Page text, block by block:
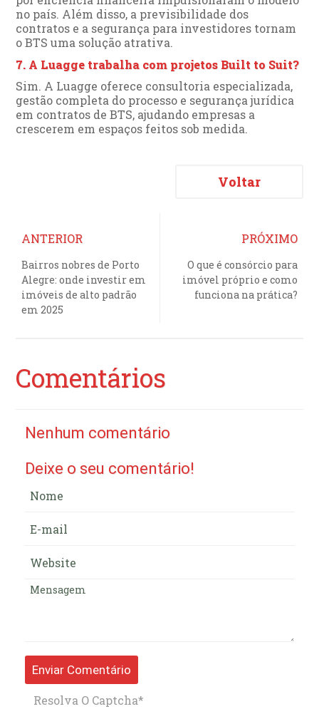
no país. Além disso, a previsibilidade dos
contratos e a segurança para investidores tornam
o BTS uma solução atrativa.
7. A Luagge trabalha com projetos Built to Suit?
Sim. A Luagge oferece consultoria especializada,
gestão completa do processo e segurança jurídica
em contratos de BTS, ajudando empresas a
crescerem em espaços feitos sob medida.
Voltar
ANTERIOR
Bairros nobres de Porto
Alegre: onde investir em
imóveis de alto padrão
em 2025
PRÓXIMO
O que é consórcio para
imóvel próprio e como
funciona na prática?
Comentários
Nenhum comentário
Deixe o seu comentário!
Resolva O Captcha*